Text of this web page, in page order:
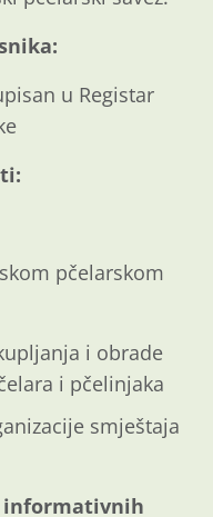
u Registar
pčelarskom
i obrade
i pčelinjaka
smještaja
informativnih